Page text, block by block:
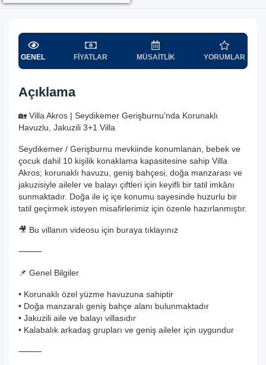
GENEL FIYATLAR MÜSAITLIK YORUMLAR
Açıklama
🏡 Villa Akros | Seydikemer Gerişburnu'nda Korunaklı
Havuzlu, Jakuzili 3+1 Villa
Seydikemer / Gerişburnu mevkiinde konumlanan, bebek ve
çocuk dahil 10 kişilik konaklama kapasitesine sahip Villa
Akros; korunaklı havuzu, geniş bahçesi, doğa manzarası ve
jakuzisiyle aileler ve balayı çiftleri için keyifli bir tatil imkânı
sunmaktadır. Doğa ile iç içe konumu sayesinde huzurlu bir
tatil geçirmek isteyen misafirlerimiz için özenle hazırlanmıştır.
🎥 Bu villanın videosu için buraya tıklayınız
⸻
📌 Genel Bilgiler
• Korunaklı özel yüzme havuzuna sahiptir
• Doğa manzaralı geniş bahçe alanı bulunmaktadır
• Jakuzili aile ve balayı villasıdır
• Kalabalık arkadaş grupları ve geniş aileler için uygundur
⸻